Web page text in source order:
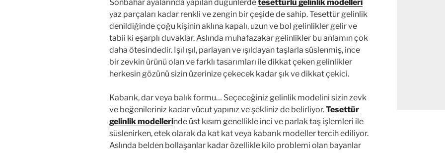
Sonbahar ayalarında yapılan düğünlerdetesettürlü gelinlik modelleri
yaz parçaları kadar renkli ve zengin bir çeşide de sahip. Tesettür gelinlik
denildiğinde çoğu kişinin aklına kapalı, uzun ve bol gelinlikler gelir ve
tabii ki eşarplı duvaklar. Aslında muhafazakar gelinlikler bu anlamın çok
daha ötesindedir. Işıl ışıl, parlayan ve ışıldayan taşlarla süslenmiş, ince
bir zevkin ürünü olan ve farklı tasarımları ile dikkat çeken gelinlikler
herkesin gözünü sizin üzerinize çekecek kadar şık ve dikkat çekici.
Kabarık, dar veya balık formu… Seçeceğiniz gelinlik modelini sizin zevk
ve beğenileriniz kadar vücut yapınız ve şekliniz de belirliyor.Tesettür
gelinlik modellerinde üst kısım genellikle inci ve parlak taş işlemleri ile
süslenirken, etek olarak da kat kat veya kabarık modeller tercih ediliyor.
Aslında belden bollaşanlar kadar özellikle kilo problemi olan bayanlar